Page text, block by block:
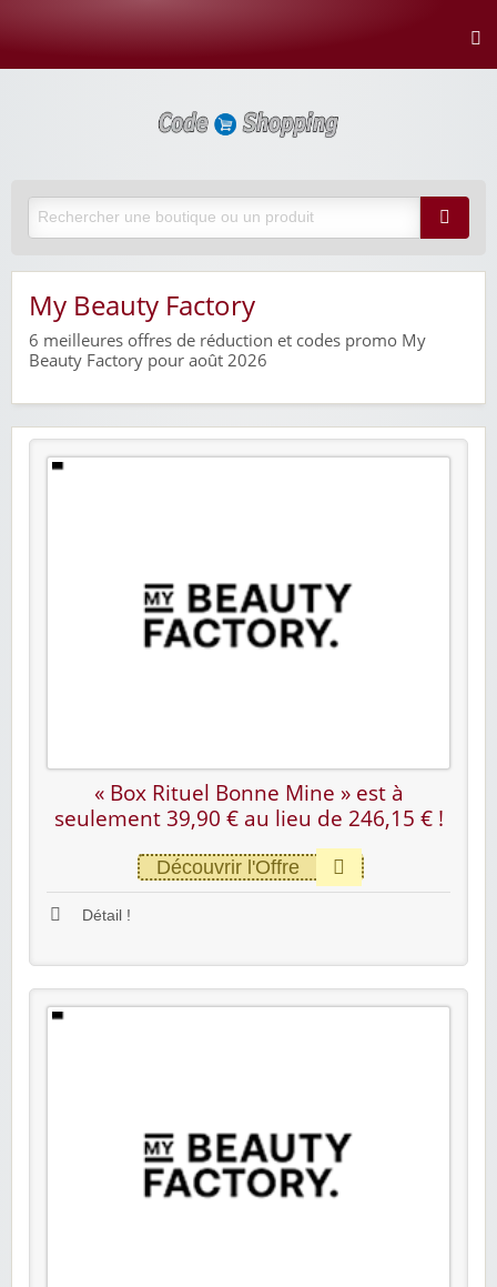
My Beauty Factory
6 meilleures offres de réduction et codes promo My
Beauty Factory pour août 2026
« Box Rituel Bonne Mine » est à
seulement 39,90 € au lieu de 246,15 € !
Découvrir l'Offre
Détail !